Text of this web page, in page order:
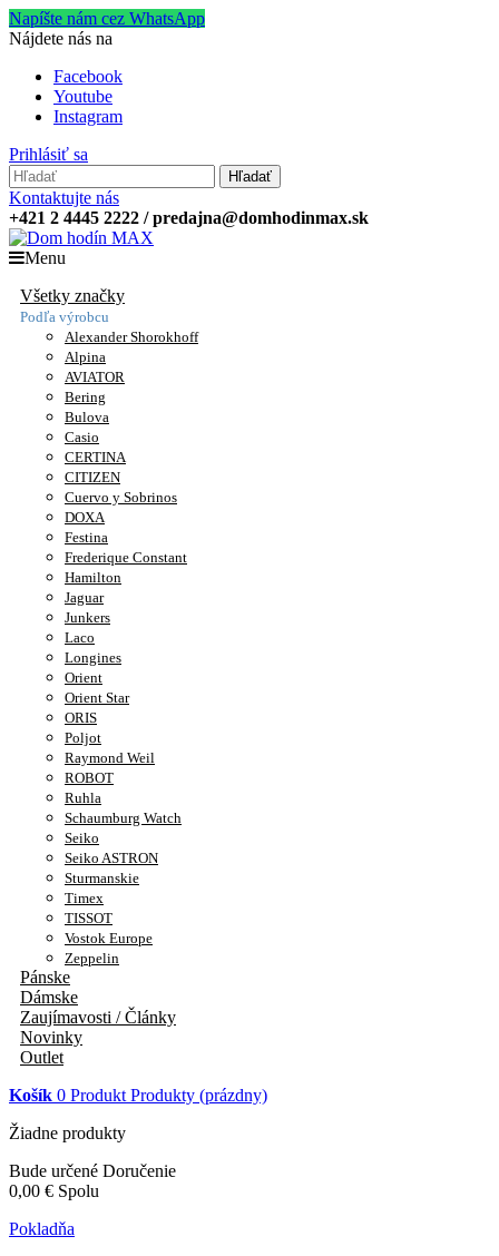
Napíšte nám cez WhatsApp
Nájdete nás na
Facebook
Youtube
Instagram
Prihlásiť sa
Hľadať
Kontaktujte nás
+421 2 4445 2222 / predajna@domhodinmax.sk
Menu
Všetky značky
Podľa výrobcu
Alexander Shorokhoff
Alpina
AVIATOR
Bering
Bulova
Casio
CERTINA
CITIZEN
Cuervo y Sobrinos
DOXA
Festina
Frederique Constant
Hamilton
Jaguar
Junkers
Laco
Longines
Orient
Orient Star
ORIS
Poljot
Raymond Weil
ROBOT
Ruhla
Schaumburg Watch
Seiko
Seiko ASTRON
Sturmanskie
Timex
TISSOT
Vostok Europe
Zeppelin
Pánske
Dámske
Zaujímavosti / Články
Novinky
Outlet
Košík 0 Produkt Produkty (prázdny)
Žiadne produkty
Bude určené Doručenie
0,00 € Spolu
Pokladňa